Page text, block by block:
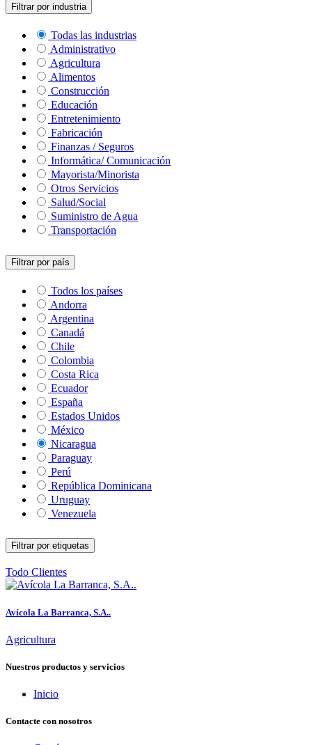
Filtrar por industria
Todas las industrias
Administrativo
Agricultura
Alimentos
Construcción
Educación
Entretenimiento
Fabricación
Finanzas / Seguros
Informática/ Comunicación
Mayorista/Minorista
Otros Servicios
Salud/Social
Suministro de Agua
Transportación
Filtrar por país
Todos los países
Andorra
Argentina
Canadá
Chile
Colombia
Costa Rica
Ecuador
España
Estados Unidos
México
Nicaragua
Paraguay
Perú
República Dominicana
Uruguay
Venezuela
Filtrar por etiquetas
Todo Clientes
Avícola La Barranca, S.A..
Agricultura
Nuestros productos y servicios
Inicio
Contacte con nosotros